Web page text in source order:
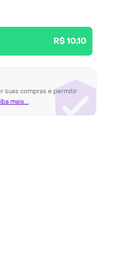
R$ 10,10
suas compras e permitir
mais...